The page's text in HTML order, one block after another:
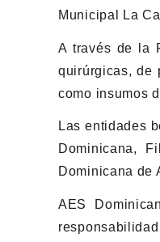
Municipal La
A través de la
quirúrgicas, de
como insumos
Las entidades
Dominicana,
Dominicana de
AES